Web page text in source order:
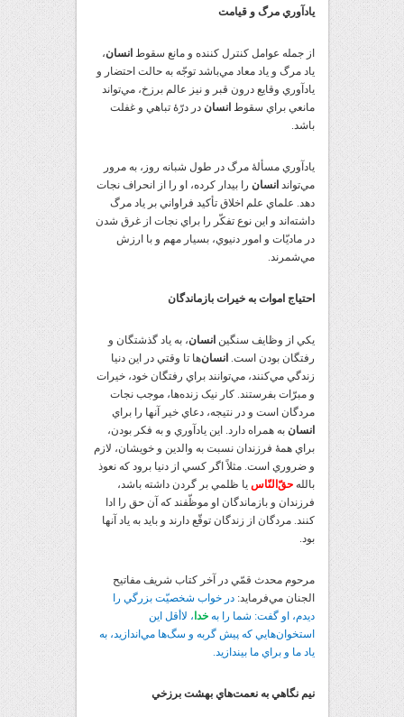
يادآوري مرگ و قيامت
از جمله عوامل کنترل کننده و مانع سقوط انسان،
ياد مرگ و ياد معاد مي‌باشد توجّه به حالت احتضار و
يادآوري وقايع درون قبر و نيز عالم برزخ، مي‌تواند
مانعي براي سقوط انسان در درّۀ تباهي و غفلت
باشد.
يادآوري مسألۀ مرگ در طول شبانه روز، به مرور
مي‌تواند انسان را بيدار کرده، او را از انحراف نجات
دهد. علماي علم اخلاق تأکيد فراواني بر ياد مرگ
داشته‌اند و اين نوع تفکّر را براي نجات از غرق شدن
در ماديّات و امور دنيوي، بسيار مهم و با ارزش
مي‌شمرند.
احتياج اموات به خيرات بازماندگان
يکي از وظايف سنگين انسان، به ياد گذشتگان و
رفتگان بودن است. انسان‌ها تا وقتي در اين دنيا
زندگي مي‌کنند، مي‌توانند براي رفتگان خود، خيرات
و مبرّات بفرستند. کار نيک زنده‌ها، موجب نجات
مردگان است و در نتيجه، دعاي خير آنها را براي
انسان به همراه دارد. اين يادآوري و به فکر بودن،
براي همۀ فرزندان نسبت به والدين و خويشان، لازم
و ضروري است. مثلاً اگر کسي از دنيا برود که نعوذ
باللهحقّ‌النّاس يا ظلمي بر گردن داشته باشد،
فرزندان و بازماندگان او موظّفند که آن حق را ادا
کنند. مردگان از زندگان توقّع دارند و بايد به ياد آنها
بود.
مرحوم محدث قمّي در آخر کتاب شريف مفاتيح
الجنان مي‌فرمايد:در خواب شخصيّت بزرگي را
ديدم، او گفت: شما را بهخدا ، لاأقل اين
استخوان‌هايي که پيش گربه و سگ‌ها مي‌اندازيد، به
ياد ما و براي ما بيندازيد.
نيم نگاهي به نعمت‌هاي بهشت برزخي